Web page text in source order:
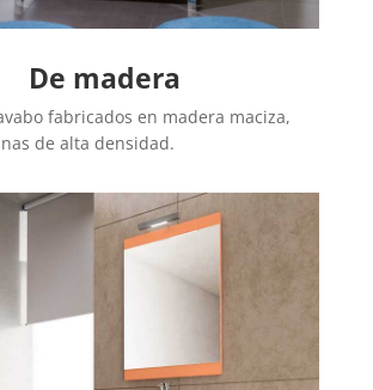
De madera
fabricados en madera maciza,
de alta densidad.